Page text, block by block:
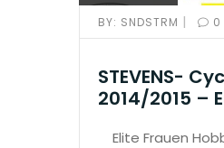
BY: SNDSTRM | 0
STEVENS-
2014/2015 –
Elite Frauen